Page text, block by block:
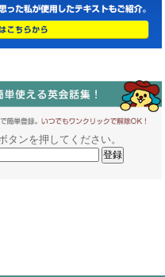
タンを押してください。